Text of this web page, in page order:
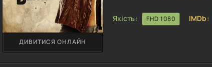
Якість: FHD 1080 IMDb:
ДИВИТИСЯ ОНЛАЙН